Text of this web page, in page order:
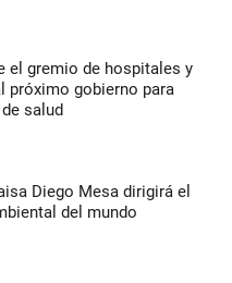
el gremio de hospitales y
próximo gobierno para
salud
Diego Mesa dirigirá el
del mundo